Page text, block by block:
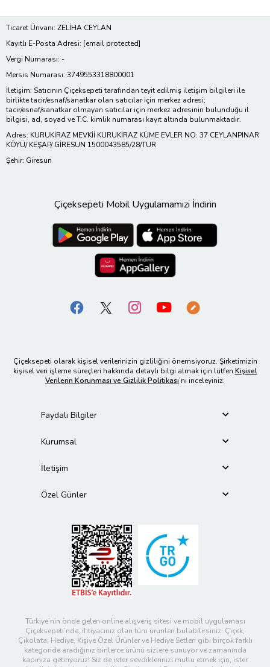
Ticaret Ünvanı: ZELİHA CEYLAN
Kayıtlı E-Posta Adresi: [email protected]
Vergi Numarası: -
Mersis Numarası: 3749553318800001
İletişim: Satıcının Çiçeksepeti tarafından teyit edilmiş iletişim bilgileri ile
birlikte tacir/esnaf/sanatkar olan satıcılar için merkez adresi;
tacir/esnaf/sanatkar olmayan satıcılar için merkez adresinin bulunduğu il
bilgisi, ad, soyad ve T.C. kimlik numarası kayıt altında bulunmaktadır.
Adres: KURUKİRAZ MEVKİİ KURUKİRAZ KÜME EVLER NO: 37 CEYLANPINAR
KÖYÜ/ KEŞAP/ GİRESUN 1500043585/28/TUR
Şehir: Giresun
Çiçeksepeti Mobil Uygulamamızı İndirin
Çiçeksepeti olarak kişisel verilerinizin gizliliğini önemsiyoruz. Şirketimizin
kişisel veri işleme süreçleri hakkında detaylı bilgi almak için lütfen Kişisel
Verilerin Korunması ve Gizlilik Politikası’nı inceleyiniz.
Faydalı Bilgiler
Kurumsal
İletişim
Özel Günler
Türkiye’nin önde gelen online alışveriş sitesi ve mobil uygulaması
Çiçeksepeti’nde, ihtiyacınız olan tüm ürünleri bulabilirsiniz. Çiçek,
Çikolata, Hediye, Kişiye Özel Ürünler ve Hediye Setleri gibi birçok farklı
kategoride aradığınız binlerce ürünü sizlere sunuyor ve zamanında
kapınıza getiriyoruz! Siz de ister sevdiklerinizi mutlu etmek için, ister